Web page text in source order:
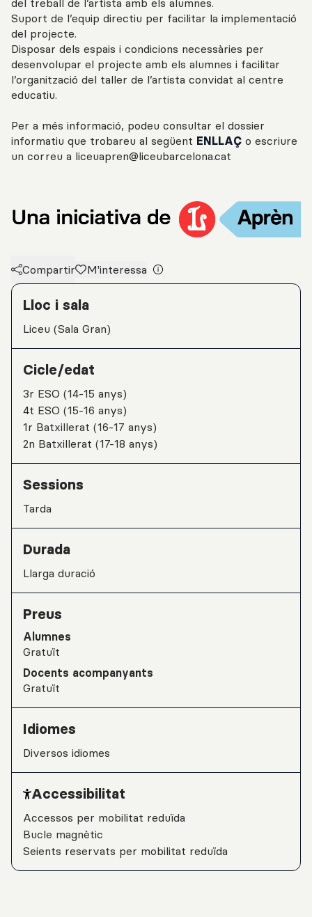
del treball de l’artista amb els alumnes.
Suport de l’equip directiu per facilitar la implementació
del projecte.
Disposar dels espais i condicions necessàries per
desenvolupar el projecte amb els alumnes i facilitar
l’organització del taller de l’artista convidat al centre
educatiu.
Per a més informació, podeu consultar el dossier
informatiu que trobareu al següent ENLLAÇ o escriure
un correu a liceuapren@liceubarcelona.cat
Compartir
M'interessa
Detalls de l'activitat
Lloc i sala
Liceu (Sala Gran)
Cicle/edat
3r ESO (14-15 anys)
4t ESO (15-16 anys)
1r Batxillerat (16-17 anys)
2n Batxillerat (17-18 anys)
Sessions
tarda
Durada
Llarga duració
Preus
Alumnes
Gratuït
Docents acompanyants
Gratuït
Idiomes
Diversos idiomes
Accessibilitat
Accessos per mobilitat reduïda
Bucle magnètic
Seients reservats per mobilitat reduïda